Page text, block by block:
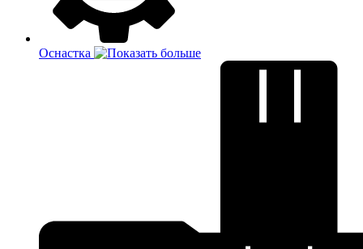
Оснастка